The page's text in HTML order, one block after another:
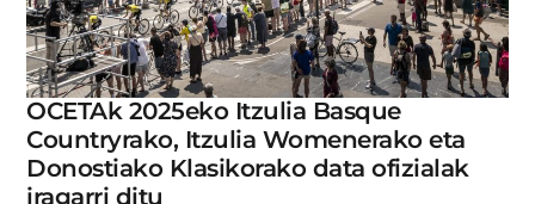
OCETAk 2025eko Itzulia Basque
Countryrako, Itzulia Womenerako eta
Donostiako Klasikorako data ofizialak
iragarri ditu